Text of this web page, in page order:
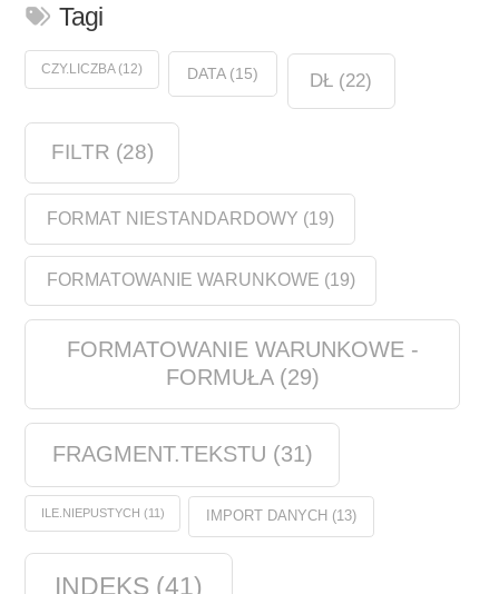
Tagi
CZY.LICZBA(12) DATA(15) DŁ (22)
FILTR (28)
FORMAT NIESTANDARDOWY (19)
FORMATOWANIE WARUNKOWE (19)
FORMATOWANIE WARUNKOWE -
FORMUŁA(29)
FRAGMENT.TEKSTU (31)
ILE.NIEPUSTYCH (11) IMPORT DANYCH (13)
INDEKS (41)